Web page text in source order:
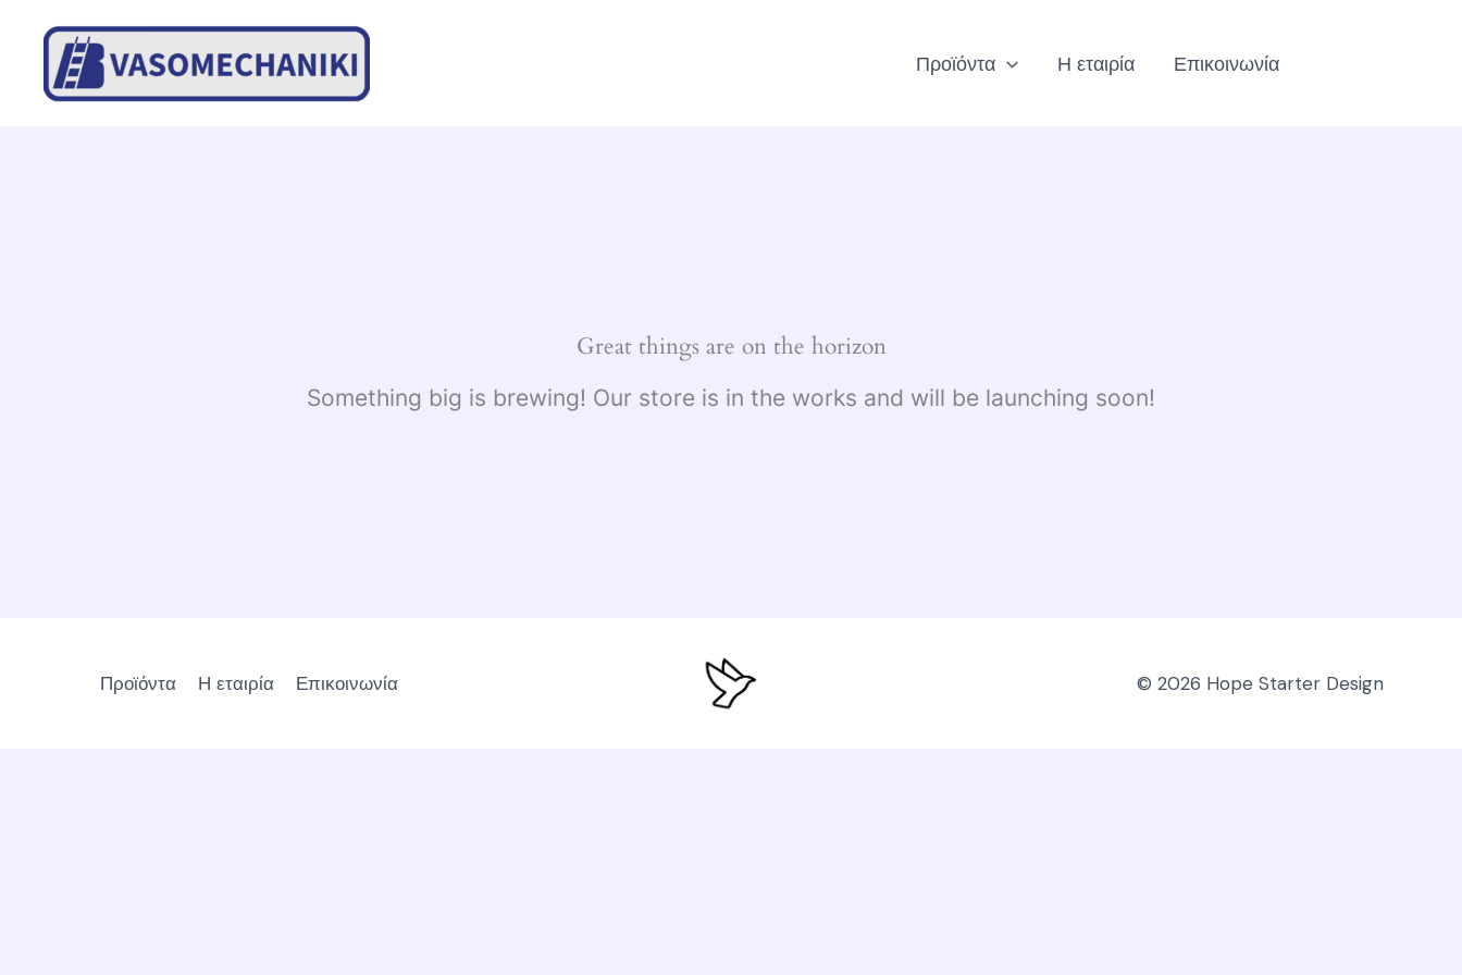
content
Προϊόντα Η εταιρία Επικοινωνία
Great things are on the horizon
Something big is brewing! Our store is in the works and will be launching soon!
Προϊόντα Η εταιρία Επικοινωνία © 2026 Hope Starter Design